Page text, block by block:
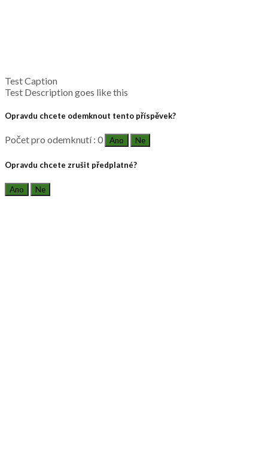
Test Caption
Test Description goes like this
Opravdu chcete odemknout tento příspěvek?
Počet pro odemknutí : 0 Ano Ne
Opravdu chcete zrušit předplatné?
Ano Ne